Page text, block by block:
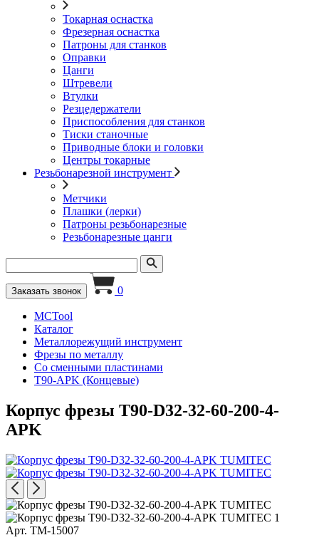
Токарная оснастка
Фрезерная оснастка
Патроны для станков
Оправки
Цанги
Штревели
Втулки
Резцедержатели
Приспособления для станков
Тиски станочные
Приводные блоки и головки
Центры токарные
Резьбонарезной инструмент
Метчики
Плашки (лерки)
Патроны резьбонарезные
Резьбонарезные цанги
Заказать звонок 0
MCTool
Каталог
Металлорежущий инструмент
Фрезы по металлу
Со сменными пластинами
T90-APK (Концевые)
Корпус фрезы T90-D32-32-60-200-4-
APK
Арт. TM-15007